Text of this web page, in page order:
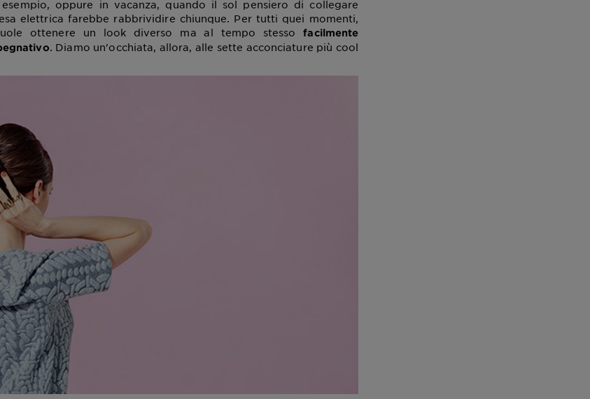
oppure in vacanza, quando il sol pensiero di collegare
elettrica farebbe rabbrividire chiunque. Per tutti quei momenti,
ottenere un look diverso ma al tempo stessofacilmente
. Diamo un'occhiata, allora, alle sette acconciature più cool